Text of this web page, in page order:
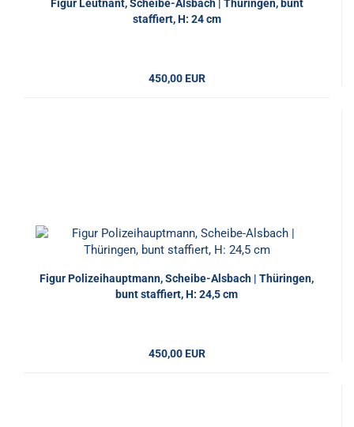
Figur Leutnant, Scheibe-Alsbach | Thüringen, bunt
staffiert, H: 24 cm
450,00 EUR
Figur Polizeihauptmann, Scheibe-Alsbach | Thüringen,
bunt staffiert, H: 24,5 cm
450,00 EUR